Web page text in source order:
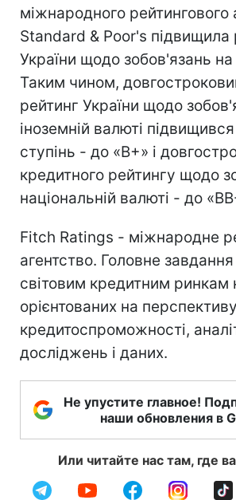
міжнародного рейтингового
Standard & Poor's підвищила
України щодо зобов'язань на
Таким чином,
рейтинг України щодо
іноземній валюті
ступінь - до «В+» і
кредитного рейтингу щодо
національній валюті - до
Fitch Ratings - міжнародне
агентство. Головне
світовим кредитним ринкам
орієнтованих на
кредитоспроможності,
досліджень і даних.
Не упустите главное!
наши обновления в
Или читайте нас там, где